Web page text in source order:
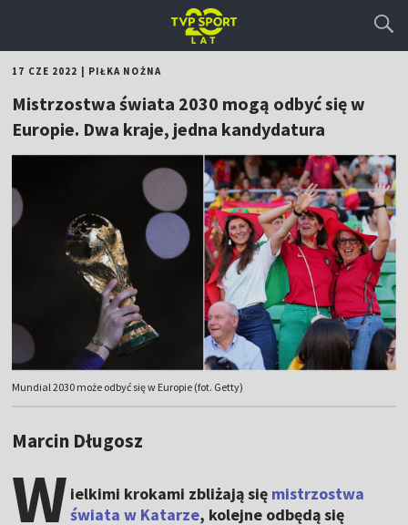
17 CZE 2022 PIŁKA NOŻNA
Mistrzostwa świata 2030 mogą odbyć się w
Europie. Dwa kraje, jedna kandydatura
Mundial 2030 może odbyć się w Europie (fot. Getty)
Marcin Długosz
W ielkimi krokami zbliżają się mistrzostwa
świata w Katarze, kolejne odbędą się